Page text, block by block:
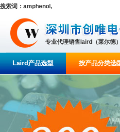
搜索词：amphenol,
专业代理销售laird（莱尔德
Laird产品选型 按产品分类选